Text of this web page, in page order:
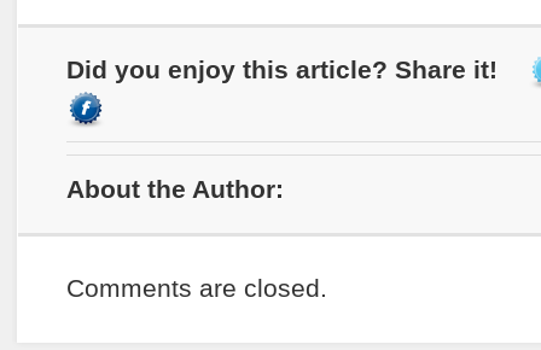
Did you enjoy this article? Share it!
About the Author:
Comments are closed.